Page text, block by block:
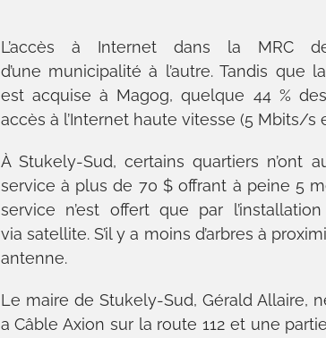
L’accès à Internet dans la MRC
d’une municipalité à l’autre. Tandis
est acquise à Magog, quelque 44 %
accès à l’Internet haute vitesse (5 Mbits/s
À Stukely-Sud, certains quartiers n’ont
service à plus de 70 $ offrant à peine 5
service n’est offert que par
via satellite. S’il y a moins d’arbres à
antenne.
Le maire de Stukely-Sud, Gérald Allaire,
a Câble Axion sur la route 112 et une